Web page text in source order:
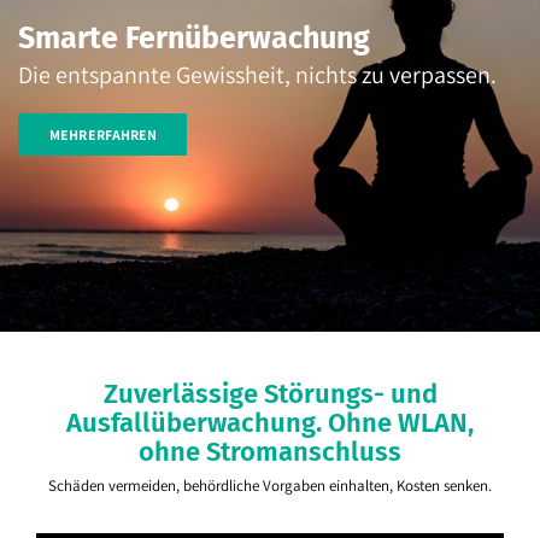
Temperaturüberwachung leicht
gemacht.
Anwenderfreundlich & zuverlässig
MEHR ERFAHREN
Zuverlässige Störungs- und
Ausfallüberwachung. Ohne WLAN,
ohne Stromanschluss
Schäden vermeiden, behördliche Vorgaben einhalten, Kosten senken.